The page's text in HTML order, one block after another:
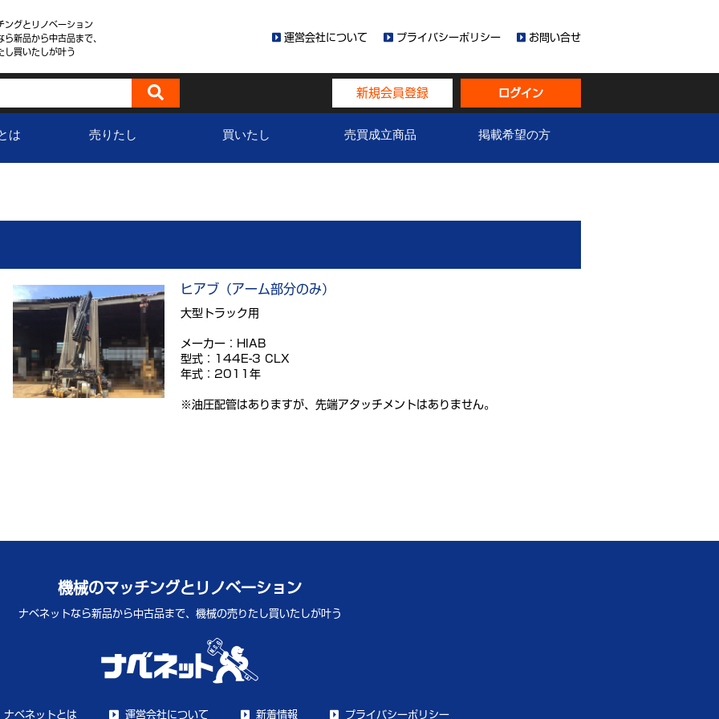
ングとリノベーション
ら新品から中古品まで、
し買いたしが叶う
運営会社について プライバシーポリシー お問い合せ
新規会員登録 ログイン
は 売りたし 買いたし 売買成立商品 掲載希望の方
ヒアブ（アーム部分のみ）
大型トラック用
メーカー：HIAB
型式：144E-3 CLX
年式：2011年
※油圧配管はありますが、先端アタッチメントはありません。
機械のマッチングとリノベーション
ナベネットなら新品から中古品まで、 機械の売りたし買いたしが叶う
ナベネットとは 運営会社について 新着情報 プライバシーポリシー